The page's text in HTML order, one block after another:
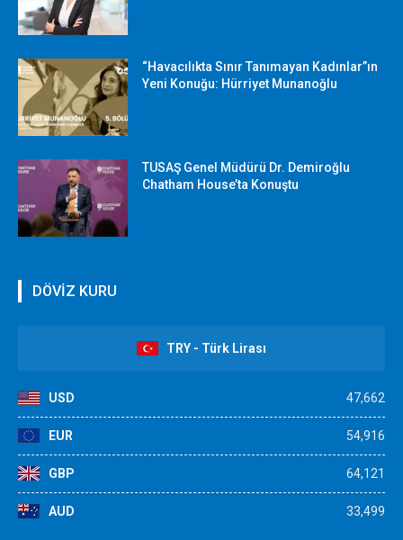
“Havacılıkta Sınır Tanımayan Kadınlar”ın
Yeni Konuğu: Hürriyet Munanoğlu
TUSAŞ Genel Müdürü Dr. Demiroğlu
Chatham House’ta Konuştu
DÖVİZ KURU
TRY - Türk Lirası
USD 47,662
EUR 54,916
GBP 64,121
AUD 33,499